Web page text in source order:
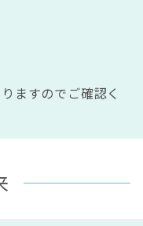
ますのでご確認く